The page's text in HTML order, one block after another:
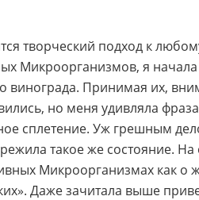
творческий подход к
Микроорганизмов, я
винограда. Принимая их,
но меня удивляла
сплетение. Уж грешным
такое же состояние.
Микроорганизмах как о
Даже зачитала выше